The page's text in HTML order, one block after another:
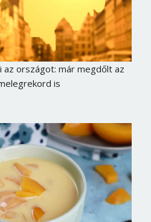
országot: már megdőlt az
is